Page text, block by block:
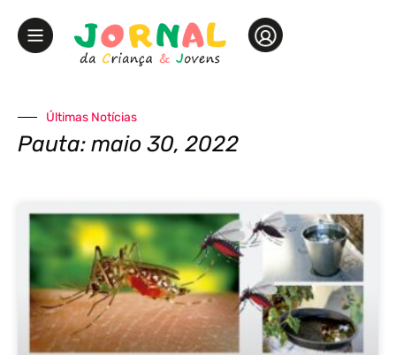
Últimas Notícias
Pauta: maio 30, 2022